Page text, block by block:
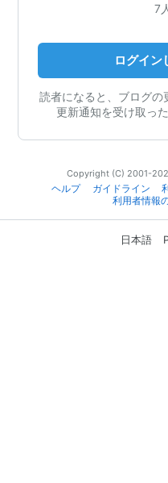
7
ログイン
読者になると、ブログの
更新通知を受け取っ
Copyright (C) 2001-
ヘルプ
ガイドライン
利用者情報
日本語